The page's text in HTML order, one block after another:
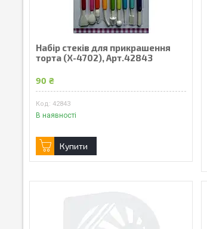
Набір стеків для прикрашення
торта (Х-4702), Арт.42843
90 ₴
42843
В наявності
Купити